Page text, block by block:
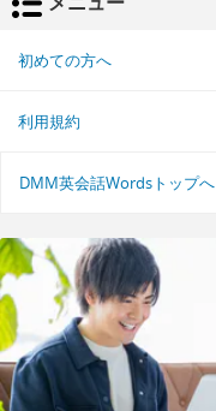
初めての方へ
利用規約
DMM英会話Wordsトップへ